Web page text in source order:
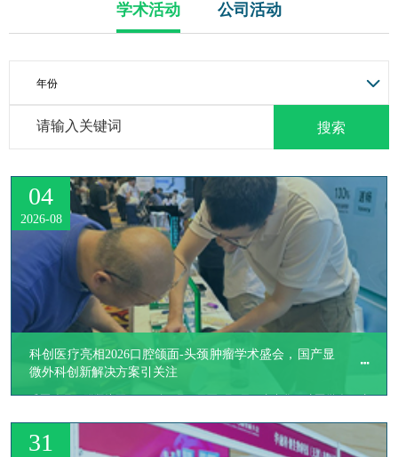
学术活动 公司活动
年份
科创医疗亮相2026口腔颌面-头颈肿瘤学术盛会，国产显
微外科创新解决方案引关注
​盛夏八月，群贤毕至。2026年7月31日至8月2日，由中华口腔医学会口腔
次口腔颌面-头颈肿瘤学术年会在辽宁沈阳隆重召开。
04
2026-08
31